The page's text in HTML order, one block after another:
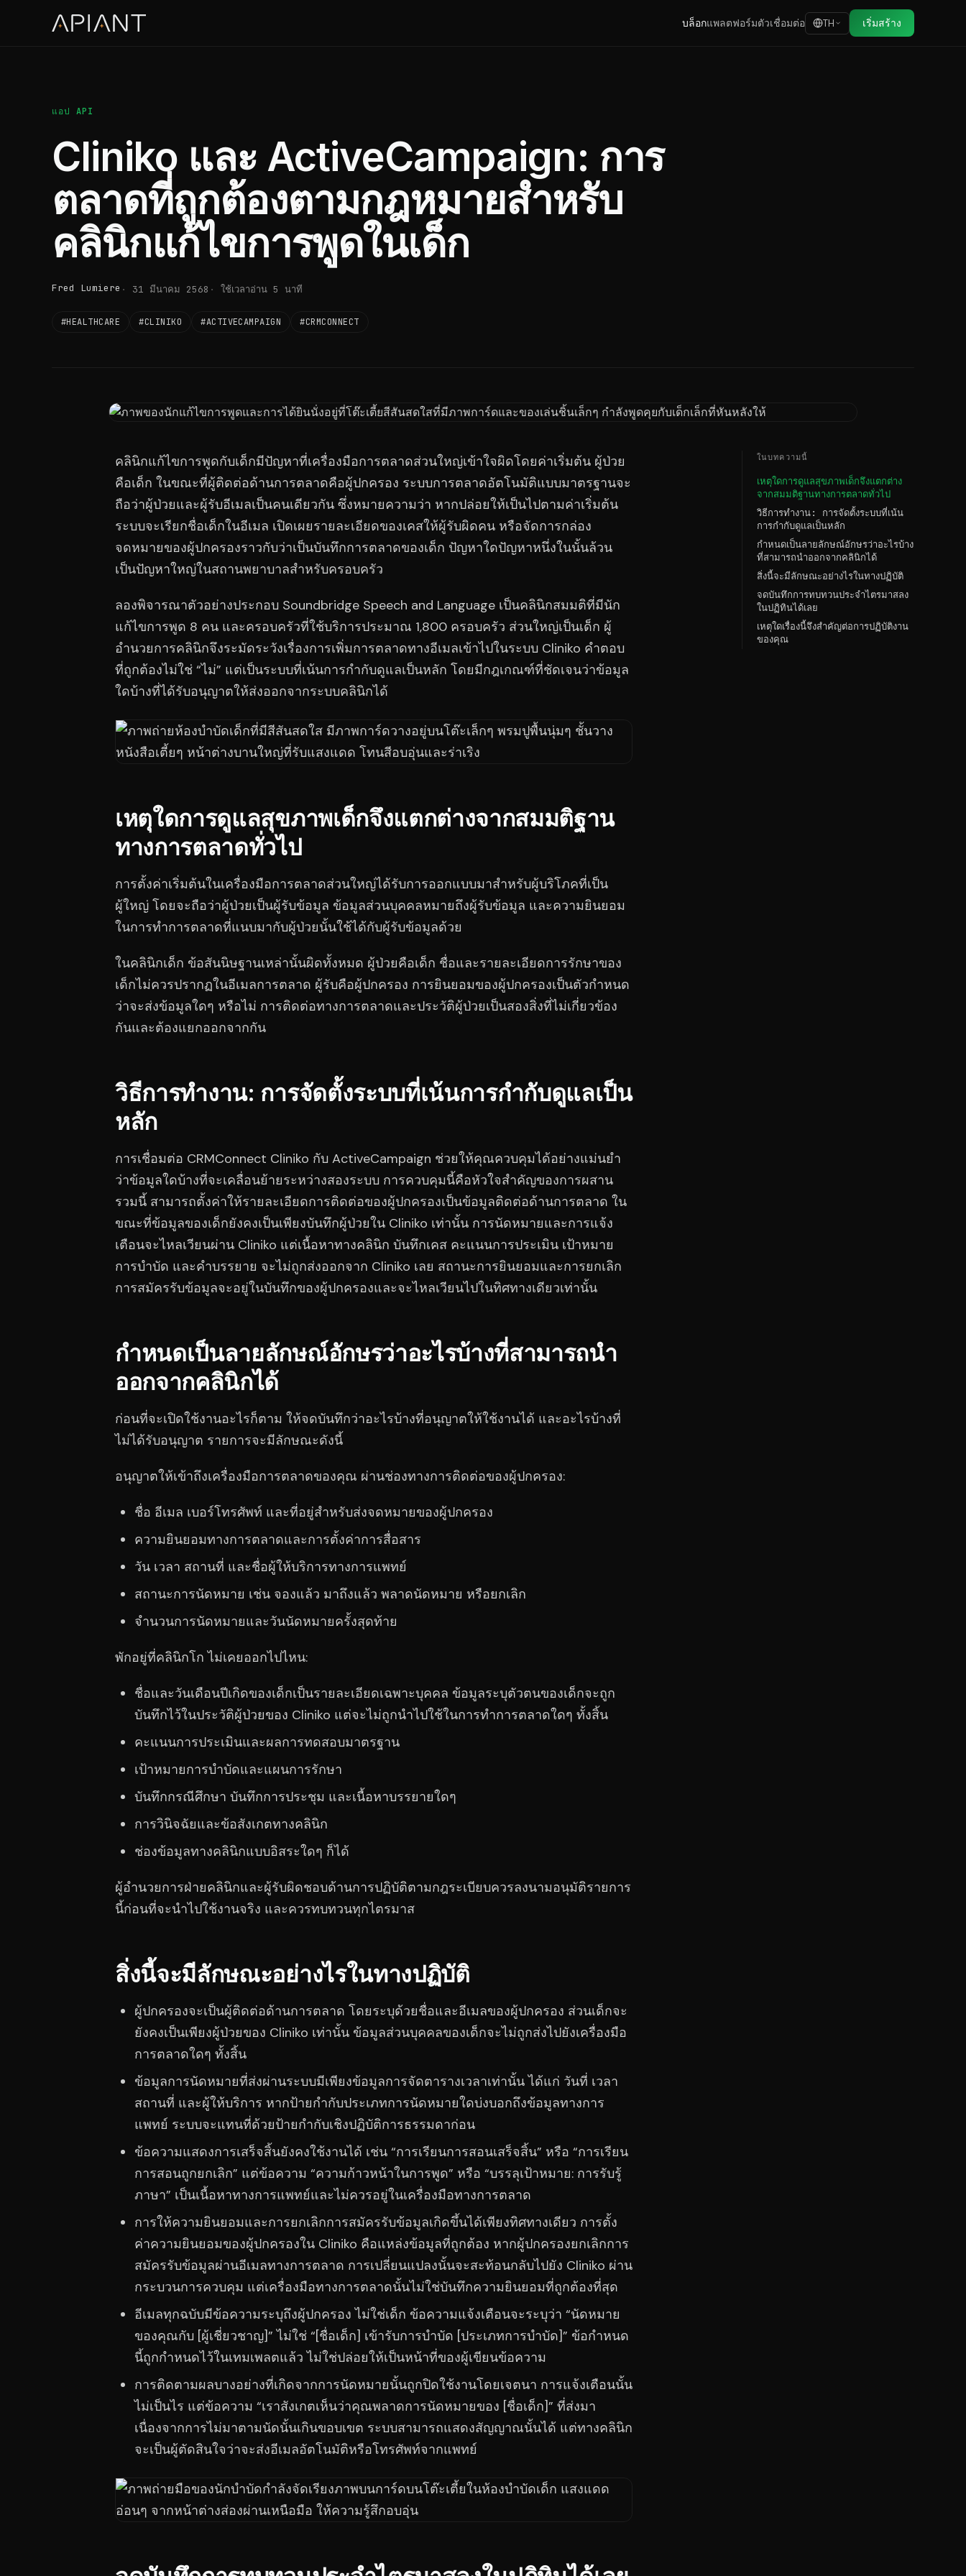
บล็อกแพลตฟอร์มตัวเชื่อมต่อ TH เริ่มสร้าง
แอป API
Cliniko และ ActiveCampaign: การ
ตลาดที่ถูกต้องตามกฎหมายสำหรับ
คลินิกแก้ไขการพูดในเด็ก
Fred Lumiere 31 มีนาคม 2568 ใช้เวลาอ่าน 5 นาที
#HEALTHCARE #CLINIKO #ACTIVECAMPAIGN #CRMCONNECT
คลินิกแก้ไขการพูดกับเด็กมีปัญหาที่เครื่องมือการตลาดส่วนใหญ่เข้าใจผิดโดยค่าเริ่มต้น ผู้ป่วย
คือเด็ก ในขณะที่ผู้ติดต่อด้านการตลาดคือผู้ปกครอง ระบบการตลาดอัตโนมัติแบบมาตรฐานจะ
ถือว่าผู้ป่วยและผู้รับอีเมลเป็นคนเดียวกัน ซึ่งหมายความว่า หากปล่อยให้เป็นไปตามค่าเริ่มต้น
ระบบจะเรียกชื่อเด็กในอีเมล เปิดเผยรายละเอียดของเคสให้ผู้รับผิดคน หรือจัดการกล่อง
จดหมายของผู้ปกครองราวกับว่าเป็นบันทึกการตลาดของเด็ก ปัญหาใดปัญหาหนึ่งในนั้นล้วน
เป็นปัญหาใหญ่ในสถานพยาบาลสำหรับครอบครัว
ลองพิจารณาตัวอย่างประกอบ Soundbridge Speech and Language เป็นคลินิกสมมติที่มีนัก
แก้ไขการพูด 8 คน และครอบครัวที่ใช้บริการประมาณ 1,800 ครอบครัว ส่วนใหญ่เป็นเด็ก ผู้
อำนวยการคลินิกจึงระมัดระวังเรื่องการเพิ่มการตลาดทางอีเมลเข้าไปในระบบ Cliniko คำตอบ
ที่ถูกต้องไม่ใช่ “ไม่” แต่เป็นระบบที่เน้นการกำกับดูแลเป็นหลัก โดยมีกฎเกณฑ์ที่ชัดเจนว่าข้อมูล
ใดบ้างที่ได้รับอนุญาตให้ส่งออกจากระบบคลินิกได้
เหตุใดการดูแลสุขภาพเด็กจึงแตกต่างจากสมมติฐาน
ทางการตลาดทั่วไป
การตั้งค่าเริ่มต้นในเครื่องมือการตลาดส่วนใหญ่ได้รับการออกแบบมาสำหรับผู้บริโภคที่เป็น
ผู้ใหญ่ โดยจะถือว่าผู้ป่วยเป็นผู้รับข้อมูล ข้อมูลส่วนบุคคลหมายถึงผู้รับข้อมูล และความยินยอม
ในการทำการตลาดที่แนบมากับผู้ป่วยนั้นใช้ได้กับผู้รับข้อมูลด้วย
ในคลินิกเด็ก ข้อสันนิษฐานเหล่านั้นผิดทั้งหมด ผู้ป่วยคือเด็ก ชื่อและรายละเอียดการรักษาของ
เด็กไม่ควรปรากฏในอีเมลการตลาด ผู้รับคือผู้ปกครอง การยินยอมของผู้ปกครองเป็นตัวกำหนด
ว่าจะส่งข้อมูลใดๆ หรือไม่ การติดต่อทางการตลาดและประวัติผู้ป่วยเป็นสองสิ่งที่ไม่เกี่ยวข้อง
กันและต้องแยกออกจากกัน
วิธีการทำงาน: การจัดตั้งระบบที่เน้นการกำกับดูแลเป็น
หลัก
การเชื่อมต่อ CRMConnect Cliniko กับ ActiveCampaign ช่วยให้คุณควบคุมได้อย่างแม่นยำ
ว่าข้อมูลใดบ้างที่จะเคลื่อนย้ายระหว่างสองระบบ การควบคุมนี้คือหัวใจสำคัญของการผสาน
รวมนี้ สามารถตั้งค่าให้รายละเอียดการติดต่อของผู้ปกครองเป็นข้อมูลติดต่อด้านการตลาด ใน
ขณะที่ข้อมูลของเด็กยังคงเป็นเพียงบันทึกผู้ป่วยใน Cliniko เท่านั้น การนัดหมายและการแจ้ง
เตือนจะไหลเวียนผ่าน Cliniko แต่เนื้อหาทางคลินิก บันทึกเคส คะแนนการประเมิน เป้าหมาย
การบำบัด และคำบรรยาย จะไม่ถูกส่งออกจาก Cliniko เลย สถานะการยินยอมและการยกเลิก
การสมัครรับข้อมูลจะอยู่ในบันทึกของผู้ปกครองและจะไหลเวียนไปในทิศทางเดียวเท่านั้น
กำหนดเป็นลายลักษณ์อักษรว่าอะไรบ้างที่สามารถนำ
ออกจากคลินิกได้
ก่อนที่จะเปิดใช้งานอะไรก็ตาม ให้จดบันทึกว่าอะไรบ้างที่อนุญาตให้ใช้งานได้ และอะไรบ้างที่
ไม่ได้รับอนุญาต รายการจะมีลักษณะดังนี้
อนุญาตให้เข้าถึงเครื่องมือการตลาดของคุณ ผ่านช่องทางการติดต่อของผู้ปกครอง:
ชื่อ อีเมล เบอร์โทรศัพท์ และที่อยู่สำหรับส่งจดหมายของผู้ปกครอง
ความยินยอมทางการตลาดและการตั้งค่าการสื่อสาร
วัน เวลา สถานที่ และชื่อผู้ให้บริการทางการแพทย์
สถานะการนัดหมาย เช่น จองแล้ว มาถึงแล้ว พลาดนัดหมาย หรือยกเลิก
จำนวนการนัดหมายและวันนัดหมายครั้งสุดท้าย
พักอยู่ที่คลินิกโก ไม่เคยออกไปไหน:
ชื่อและวันเดือนปีเกิดของเด็กเป็นรายละเอียดเฉพาะบุคคล ข้อมูลระบุตัวตนของเด็กจะถูก
บันทึกไว้ในประวัติผู้ป่วยของ Cliniko แต่จะไม่ถูกนำไปใช้ในการทำการตลาดใดๆ ทั้งสิ้น
คะแนนการประเมินและผลการทดสอบมาตรฐาน
เป้าหมายการบำบัดและแผนการรักษา
บันทึกกรณีศึกษา บันทึกการประชุม และเนื้อหาบรรยายใดๆ
การวินิจฉัยและข้อสังเกตทางคลินิก
ช่องข้อมูลทางคลินิกแบบอิสระใดๆ ก็ได้
ผู้อำนวยการฝ่ายคลินิกและผู้รับผิดชอบด้านการปฏิบัติตามกฎระเบียบควรลงนามอนุมัติรายการ
นี้ก่อนที่จะนำไปใช้งานจริง และควรทบทวนทุกไตรมาส
สิ่งนี้จะมีลักษณะอย่างไรในทางปฏิบัติ
ผู้ปกครองจะเป็นผู้ติดต่อด้านการตลาด โดยระบุด้วยชื่อและอีเมลของผู้ปกครอง ส่วนเด็กจะ
ยังคงเป็นเพียงผู้ป่วยของ Cliniko เท่านั้น ข้อมูลส่วนบุคคลของเด็กจะไม่ถูกส่งไปยังเครื่องมือ
การตลาดใดๆ ทั้งสิ้น
ข้อมูลการนัดหมายที่ส่งผ่านระบบมีเพียงข้อมูลการจัดตารางเวลาเท่านั้น ได้แก่ วันที่ เวลา
สถานที่ และผู้ให้บริการ หากป้ายกำกับประเภทการนัดหมายใดบ่งบอกถึงข้อมูลทางการ
แพทย์ ระบบจะแทนที่ด้วยป้ายกำกับเชิงปฏิบัติการธรรมดาก่อน
ข้อความแสดงการเสร็จสิ้นยังคงใช้งานได้ เช่น “การเรียนการสอนเสร็จสิ้น” หรือ “การเรียน
การสอนถูกยกเลิก” แต่ข้อความ “ความก้าวหน้าในการพูด” หรือ “บรรลุเป้าหมาย: การรับรู้
ภาษา” เป็นเนื้อหาทางการแพทย์และไม่ควรอยู่ในเครื่องมือทางการตลาด
การให้ความยินยอมและการยกเลิกการสมัครรับข้อมูลเกิดขึ้นได้เพียงทิศทางเดียว การตั้ง
ค่าความยินยอมของผู้ปกครองใน Cliniko คือแหล่งข้อมูลที่ถูกต้อง หากผู้ปกครองยกเลิกการ
สมัครรับข้อมูลผ่านอีเมลทางการตลาด การเปลี่ยนแปลงนั้นจะสะท้อนกลับไปยัง Cliniko ผ่าน
กระบวนการควบคุม แต่เครื่องมือทางการตลาดนั้นไม่ใช่บันทึกความยินยอมที่ถูกต้องที่สุด
อีเมลทุกฉบับมีข้อความระบุถึงผู้ปกครอง ไม่ใช่เด็ก ข้อความแจ้งเตือนจะระบุว่า “นัดหมาย
ของคุณกับ [ผู้เชี่ยวชาญ]” ไม่ใช่ “[ชื่อเด็ก] เข้ารับการบำบัด [ประเภทการบำบัด]” ข้อกำหนด
นี้ถูกกำหนดไว้ในเทมเพลตแล้ว ไม่ใช่ปล่อยให้เป็นหน้าที่ของผู้เขียนข้อความ
การติดตามผลบางอย่างที่เกิดจากการนัดหมายนั้นถูกปิดใช้งานโดยเจตนา การแจ้งเตือนนั้น
ไม่เป็นไร แต่ข้อความ “เราสังเกตเห็นว่าคุณพลาดการนัดหมายของ [ชื่อเด็ก]” ที่ส่งมา
เนื่องจากการไม่มาตามนัดนั้นเกินขอบเขต ระบบสามารถแสดงสัญญาณนั้นได้ แต่ทางคลินิก
จะเป็นผู้ตัดสินใจว่าจะส่งอีเมลอัตโนมัติหรือโทรศัพท์จากแพทย์
ในบทความนี้
เหตุใดการดูแลสุขภาพเด็กจึงแตกต่าง
จากสมมติฐานทางการตลาดทั่วไป
วิธีการทำงาน: การจัดตั้งระบบที่เน้น
การกำกับดูแลเป็นหลัก
กำหนดเป็นลายลักษณ์อักษรว่าอะไรบ้าง
ที่สามารถนำออกจากคลินิกได้
สิ่งนี้จะมีลักษณะอย่างไรในทางปฏิบัติ
จดบันทึกการทบทวนประจำไตรมาสลง
ในปฏิทินได้เลย
เหตุใดเรื่องนี้จึงสำคัญต่อการปฏิบัติงาน
ของคุณ